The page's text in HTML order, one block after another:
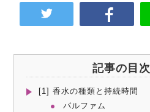
記事の目次
[1] 香水の種類と持続時間
パルファム